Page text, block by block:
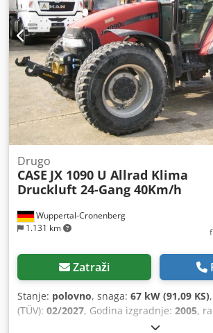
Wuppertal-Cronenberg
1.131 km
Drugo
CASE JX 1090 U Allrad Klima
Druckluft 24-Gang 40Km/h
Zatraži
Stanje: polovno, snaga: 67 kW (91,09 KS)
(TÜV): 02/2027, Godina izgradnje: 2005,
kabina, klima-uređaj, pogon na